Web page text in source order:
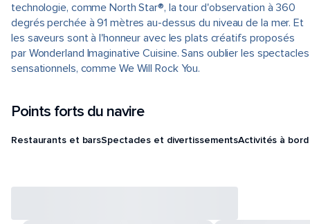
technologie, comme North Star®, la tour d'observation à 360
degrés perchée à 91 mètres au-dessus du niveau de la mer. Et
les saveurs sont à l'honneur avec les plats créatifs proposés
par Wonderland Imaginative Cuisine. Sans oublier les spectacles
sensationnels, comme We Will Rock You.
Points forts du navire
Restaurants et barsSpectacles et divertissementsActivités à bord